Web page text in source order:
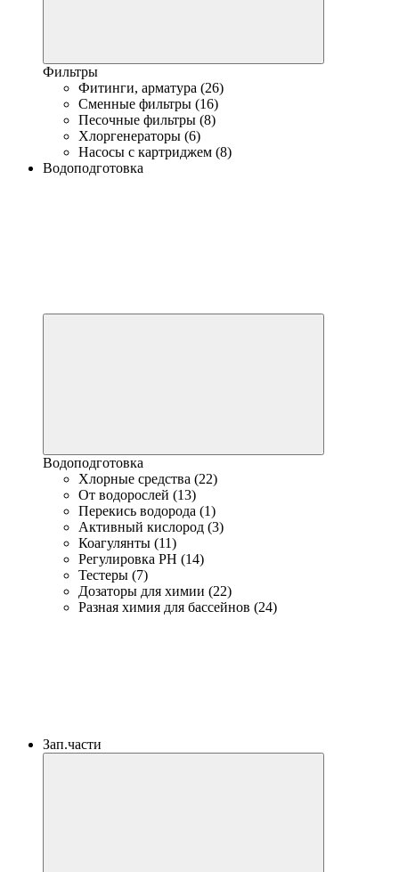
Фильтры
Фитинги, арматура (26)
Сменные фильтры (16)
Песочные фильтры (8)
Хлоргенераторы (6)
Насосы с картриджем (8)
Водоподготовка
Водоподготовка
Хлорные средства (22)
От водорослей (13)
Перекись водорода (1)
Активный кислород (3)
Коагулянты (11)
Регулировка PH (14)
Тестеры (7)
Дозаторы для химии (22)
Разная химия для бассейнов (24)
Зап.части